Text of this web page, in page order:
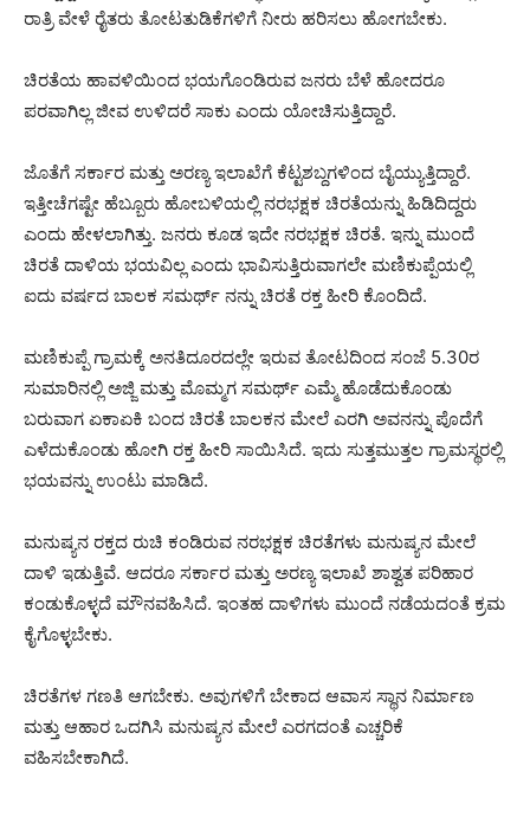
ರಾತ್ರಿ ವೇಳೆ ರೈತರು ತೋಟತುಡಿಕೆಗಳಿಗೆ ನೀರು ಹರಿಸಲು ಹೋಗಬೇಕು.
ಚಿರತೆಯ ಹಾವಳಿಯಿಂದ ಭಯಗೊಂಡಿರುವ ಜನರು ಬೆಳೆ ಹೋದರೂ
ಪರವಾಗಿಲ್ಲ ಜೀವ ಉಳಿದರೆ ಸಾಕು ಎಂದು ಯೋಚಿಸುತ್ತಿದ್ದಾರೆ.
ಜೊತೆಗೆ ಸರ್ಕಾರ ಮತ್ತು ಅರಣ್ಯ ಇಲಾಖೆಗೆ ಕೆಟ್ಟಶಬ್ದಗಳಿಂದ ಬೈಯ್ಯುತ್ತಿದ್ದಾರೆ.
ಇತ್ತೀಚೆಗಷ್ಟೇ ಹೆಬ್ಬೂರು ಹೋಬಳಿಯಲ್ಲಿ ನರಭಕ್ಷಕ ಚಿರತೆಯನ್ನು ಹಿಡಿದಿದ್ದರು
ಎಂದು ಹೇಳಲಾಗಿತ್ತು. ಜನರು ಕೂಡ ಇದೇ ನರಭಕ್ಷಕ ಚಿರತೆ. ಇನ್ನು ಮುಂದೆ
ಚಿರತೆ ದಾಳಿಯ ಭಯವಿಲ್ಲ ಎಂದು ಭಾವಿಸುತ್ತಿರುವಾಗಲೇ ಮಣಿಕುಪ್ಪೆಯಲ್ಲಿ
ಐದು ವರ್ಷದ ಬಾಲಕ ಸಮರ್ಥ್ ನನ್ನು ಚಿರತೆ ರಕ್ತ ಹೀರಿ ಕೊಂದಿದೆ.
ಮಣಿಕುಪ್ಪೆ ಗ್ರಾಮಕ್ಕೆ ಅನತಿದೂರದಲ್ಲೇ ಇರುವ ತೋಟದಿಂದ ಸಂಜೆ 5.30ರ
ಸುಮಾರಿನಲ್ಲಿ ಅಜ್ಜಿ ಮತ್ತು ಮೊಮ್ಮಗ ಸಮರ್ಥ್ ಎಮ್ಮೆ ಹೊಡೆದುಕೊಂಡು
ಬರುವಾಗ ಏಕಾಏಕಿ ಬಂದ ಚಿರತೆ ಬಾಲಕನ ಮೇಲೆ ಎರಗಿ ಅವನನ್ನು ಪೊದೆಗೆ
ಎಳೆದುಕೊಂಡು ಹೋಗಿ ರಕ್ತ ಹೀರಿ ಸಾಯಿಸಿದೆ. ಇದು ಸುತ್ತಮುತ್ತಲ ಗ್ರಾಮಸ್ಥರಲ್ಲಿ
ಭಯವನ್ನು ಉಂಟು ಮಾಡಿದೆ.
ಮನುಷ್ಯನ ರಕ್ತದ ರುಚಿ ಕಂಡಿರುವ ನರಭಕ್ಷಕ ಚಿರತೆಗಳು ಮನುಷ್ಯನ ಮೇಲೆ
ದಾಳಿ ಇಡುತ್ತಿವೆ. ಆದರೂ ಸರ್ಕಾರ ಮತ್ತು ಅರಣ್ಯ ಇಲಾಖೆ ಶಾಶ್ವತ ಪರಿಹಾರ
ಕಂಡುಕೊಳ್ಳದೆ ಮೌನವಹಿಸಿದೆ. ಇಂತಹ ದಾಳಿಗಳು ಮುಂದೆ ನಡೆಯದಂತೆ ಕ್ರಮ
ಕೈಗೊಳ್ಳಬೇಕು.
ಚಿರತೆಗಳ ಗಣತಿ ಆಗಬೇಕು. ಅವುಗಳಿಗೆ ಬೇಕಾದ ಆವಾಸ ಸ್ಥಾನ ನಿರ್ಮಾಣ
ಮತ್ತು ಆಹಾರ ಒದಗಿಸಿ ಮನುಷ್ಯನ ಮೇಲೆ ಎರಗದಂತೆ ಎಚ್ಚರಿಕೆ
ವಹಿಸಬೇಕಾಗಿದೆ.